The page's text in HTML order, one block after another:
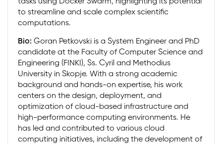
to streamline and scale complex scientific
computations.
Bio: Goran Petkovski is a System Engineer and PhD
candidate at the Faculty of Computer Science and
Engineering (FINKI), Ss. Cyril and Methodius
University in Skopje. With a strong academic
background and hands-on expertise, his work
centers on the design, deployment, and
optimization of cloud-based infrastructure and
high-performance computing environments. He
has led and contributed to various cloud
computing initiatives, including the development of